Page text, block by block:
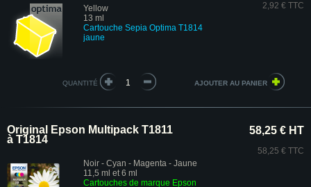
Yellow
13 ml
Cartouche Sepia Optima T1814
jaune
2,92 € TTC
QUANTITÉ
Original Epson Multipack T1811
à T1814
Noir - Cyan - Magenta - Jaune
11,5 ml et 6 ml
Cartouches de marque Epson
58,25 € HT
58,25 € TTC